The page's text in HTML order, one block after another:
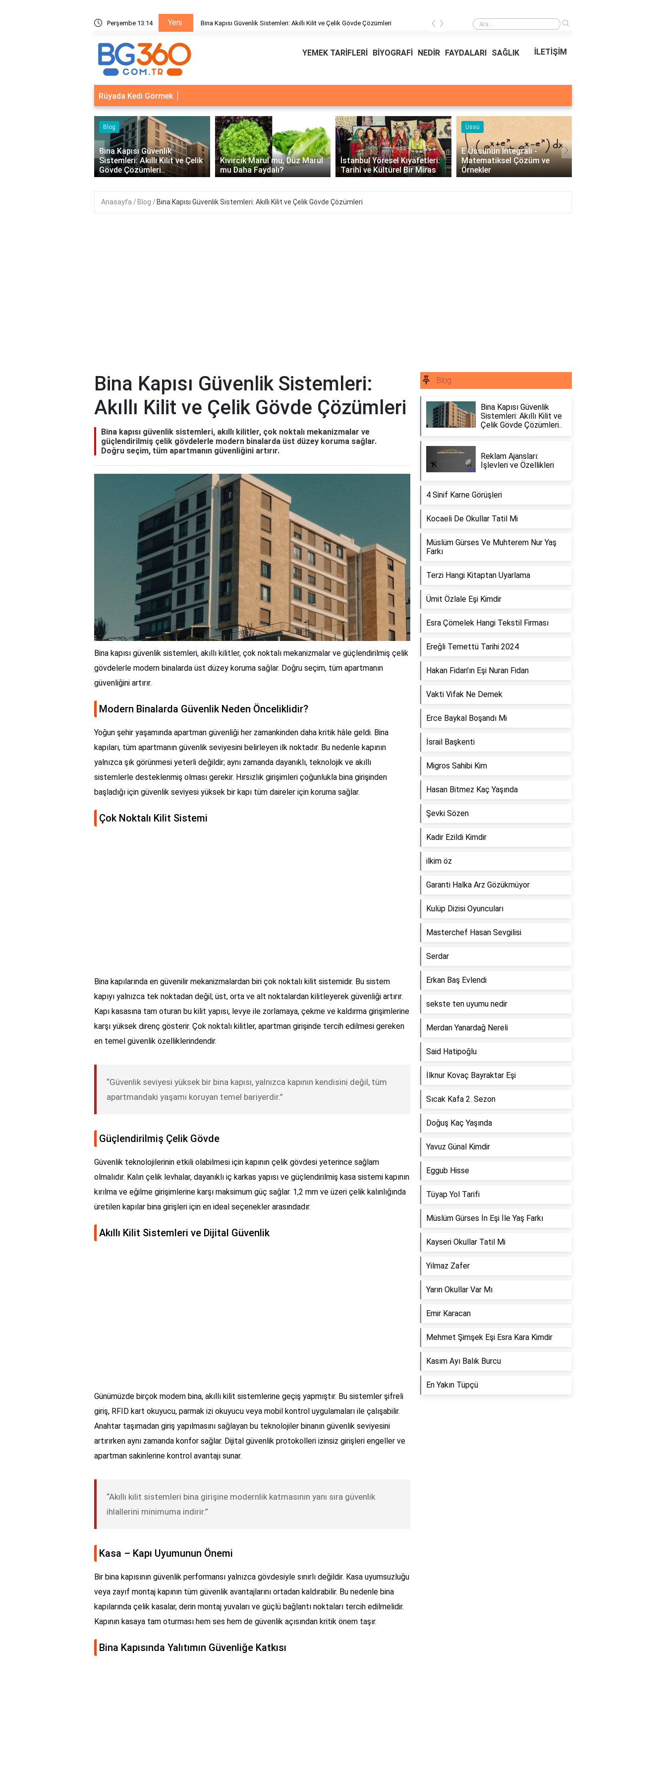
Perşembe 13:14 Yeni
Sistemleri: Akıllı Kilit ve Çelik Gövde Çözümleri Bina Kapısı Güvenlik Sistemleri: Akıllı Kilit ve Çelik Gövde Çözümleri Ödeal Müşteri Hizmetleri
‹ ›
YEMEK TARİFLERİ BİYOGRAFİ NEDİR FAYDALARI SAĞLIK İLETİŞİM
Rüyada Kedi Görmek
Kıvırcık Marul mu, Düz Marul
mu Daha Faydalı?
İstanbul Yöresel Kıyafetleri:
Tarihî ve Kültürel Bir Miras
Üssü
E Üssünün İntegrali -
Matematiksel Çözüm ve
Örnekler
Örnekleri
Profesyonel Kurumsal Mail
Örnekleri - İşletmeler İçin
Etkili İletişim..
‹ ›
Anasayfa Blog Bina Kapısı Güvenlik Sistemleri: Akıllı Kilit ve Çelik Gövde Çözümleri
Bina Kapısı Güvenlik Sistemleri:
Akıllı Kilit ve Çelik Gövde Çözümleri
Bina kapısı güvenlik sistemleri, akıllı kilitler, çok noktalı mekanizmalar ve
güçlendirilmiş çelik gövdelerle modern binalarda üst düzey koruma sağlar.
Doğru seçim, tüm apartmanın güvenliğini artırır.
Bina kapısı güvenlik sistemleri, akıllı kilitler, çok noktalı mekanizmalar ve güçlendirilmiş çelik
gövdelerle modern binalarda üst düzey koruma sağlar. Doğru seçim, tüm apartmanın
güvenliğini artırır.
Modern Binalarda Güvenlik Neden Önceliklidir?
Yoğun şehir yaşamında apartman güvenliği her zamankinden daha kritik hâle geldi. Bina
kapıları, tüm apartmanın güvenlik seviyesini belirleyen ilk noktadır. Bu nedenle kapının
yalnızca şık görünmesi yeterli değildir; aynı zamanda dayanıklı, teknolojik ve akıllı
sistemlerle desteklenmiş olması gerekir. Hırsızlık girişimleri çoğunlukla bina girişinden
başladığı için güvenlik seviyesi yüksek bir kapı tüm daireler için koruma sağlar.
Çok Noktalı Kilit Sistemi
Bina kapılarında en güvenilir mekanizmalardan biri çok noktalı kilit sistemidir. Bu sistem
kapıyı yalnızca tek noktadan değil; üst, orta ve alt noktalardan kilitleyerek güvenliği artırır.
Kapı kasasına tam oturan bu kilit yapısı, levye ile zorlamaya, çekme ve kaldırma girişimlerine
karşı yüksek direnç gösterir. Çok noktalı kilitler, apartman girişinde tercih edilmesi gereken
en temel güvenlik özelliklerindendir.
“Güvenlik seviyesi yüksek bir bina kapısı, yalnızca kapının kendisini değil, tüm
apartmandaki yaşamı koruyan temel bariyerdir.”
Güçlendirilmiş Çelik Gövde
Güvenlik teknolojilerinin etkili olabilmesi için kapının çelik gövdesi yeterince sağlam
olmalıdır. Kalın çelik levhalar, dayanıklı iç karkas yapısı ve güçlendirilmiş kasa sistemi kapının
kırılma ve eğilme girişimlerine karşı maksimum güç sağlar. 1,2 mm ve üzeri çelik kalınlığında
üretilen kapılar bina girişleri için en ideal seçenekler arasındadır.
Akıllı Kilit Sistemleri ve Dijital Güvenlik
Günümüzde birçok modern bina, akıllı kilit sistemlerine geçiş yapmıştır. Bu sistemler şifreli
giriş, RFID kart okuyucu, parmak izi okuyucu veya mobil kontrol uygulamaları ile çalışabilir.
Anahtar taşımadan giriş yapılmasını sağlayan bu teknolojiler binanın güvenlik seviyesini
artırırken aynı zamanda konfor sağlar. Dijital güvenlik protokolleri izinsiz girişleri engeller ve
apartman sakinlerine kontrol avantajı sunar.
“Akıllı kilit sistemleri bina girişine modernlik katmasının yanı sıra güvenlik
ihlallerini minimuma indirir.”
Kasa – Kapı Uyumunun Önemi
Bir bina kapısının güvenlik performansı yalnızca gövdesiyle sınırlı değildir. Kasa uyumsuzluğu
veya zayıf montaj kapının tüm güvenlik avantajlarını ortadan kaldırabilir. Bu nedenle bina
kapılarında çelik kasalar, derin montaj yuvaları ve güçlü bağlantı noktaları tercih edilmelidir.
Kapının kasaya tam oturması hem ses hem de güvenlik açısından kritik önem taşır.
Bina Kapısında Yalıtımın Güvenliğe Katkısı
Blog
Bina Kapısı Güvenlik
Sistemleri: Akıllı Kilit ve
Çelik Gövde Çözümleri..
Reklam Ajansları:
İşlevleri ve Özellikleri
4 Sinif Karne Görüşleri
Kocaeli De Okullar Tatil Mi
Müslüm Gürses Ve Muhterem Nur Yaş
Farkı
Terzi Hangi Kitaptan Uyarlama
Ümit Özlale Eşi Kimdir
Esra Çömelek Hangi Tekstil Firması
Ereğli Temettü Tarihi 2024
Hakan Fidan'ın Eşi Nuran Fidan
Vakti Vifak Ne Demek
Erce Baykal Boşandı Mi
İsrail Başkenti
Migros Sahibi Kim
Hasan Bitmez Kaç Yaşında
Şevki Sözen
Kadir Ezildi Kimdir
ilkim öz
Garanti Halka Arz Gözükmüyor
Kulüp Dizisi Oyuncuları
Masterchef Hasan Sevgilisi
Serdar
Erkan Baş Evlendi
sekste ten uyumu nedir
Merdan Yanardağ Nereli
Said Hatipoğlu
İlknur Kovaç Bayraktar Eşi
Sıcak Kafa 2. Sezon
Doğuş Kaç Yaşında
Yavuz Günal Kimdir
Eggub Hisse
Tüyap Yol Tarifi
Müslüm Gürses İn Eşi İle Yaş Farkı
Kayseri Okullar Tatil Mi
Yilmaz Zafer
Yarın Okullar Var Mı
Emir Karacan
Mehmet Şimşek Eşi Esra Kara Kimdir
Kasım Ayı Balık Burcu
En Yakın Tüpçü